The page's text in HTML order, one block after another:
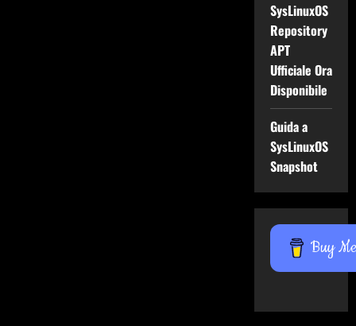
SysLinuxOS
Repository
APT
Ufficiale Ora
Disponibile
Guida a
SysLinuxOS
Snapshot
Buy